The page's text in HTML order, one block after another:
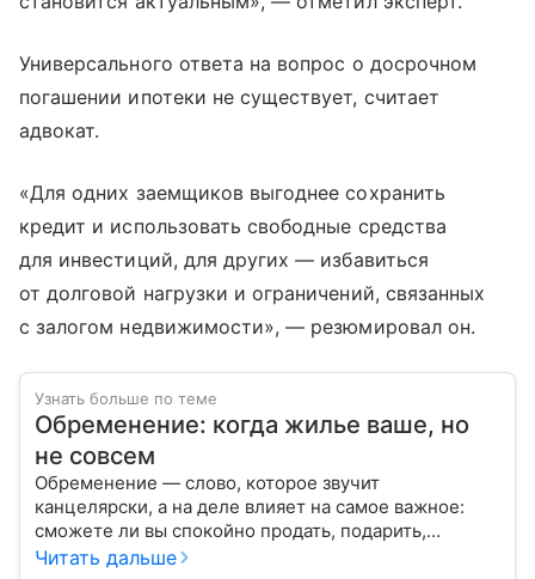
Универсального ответа на вопрос о досрочном
погашении ипотеки не существует, считает
адвокат.
«Для одних заемщиков выгоднее сохранить
кредит и использовать свободные средства
для инвестиций, для других — избавиться
от долговой нагрузки и ограничений, связанных
с залогом недвижимости», — резюмировал он.
Узнать больше по теме
Обременение: когда жилье ваше, но
не совсем
Обременение — слово, которое звучит
канцелярски, а на деле влияет на самое важное:
сможете ли вы спокойно продать, подарить,
заложить или даже иногда нормально пользоваться
Читать дальше